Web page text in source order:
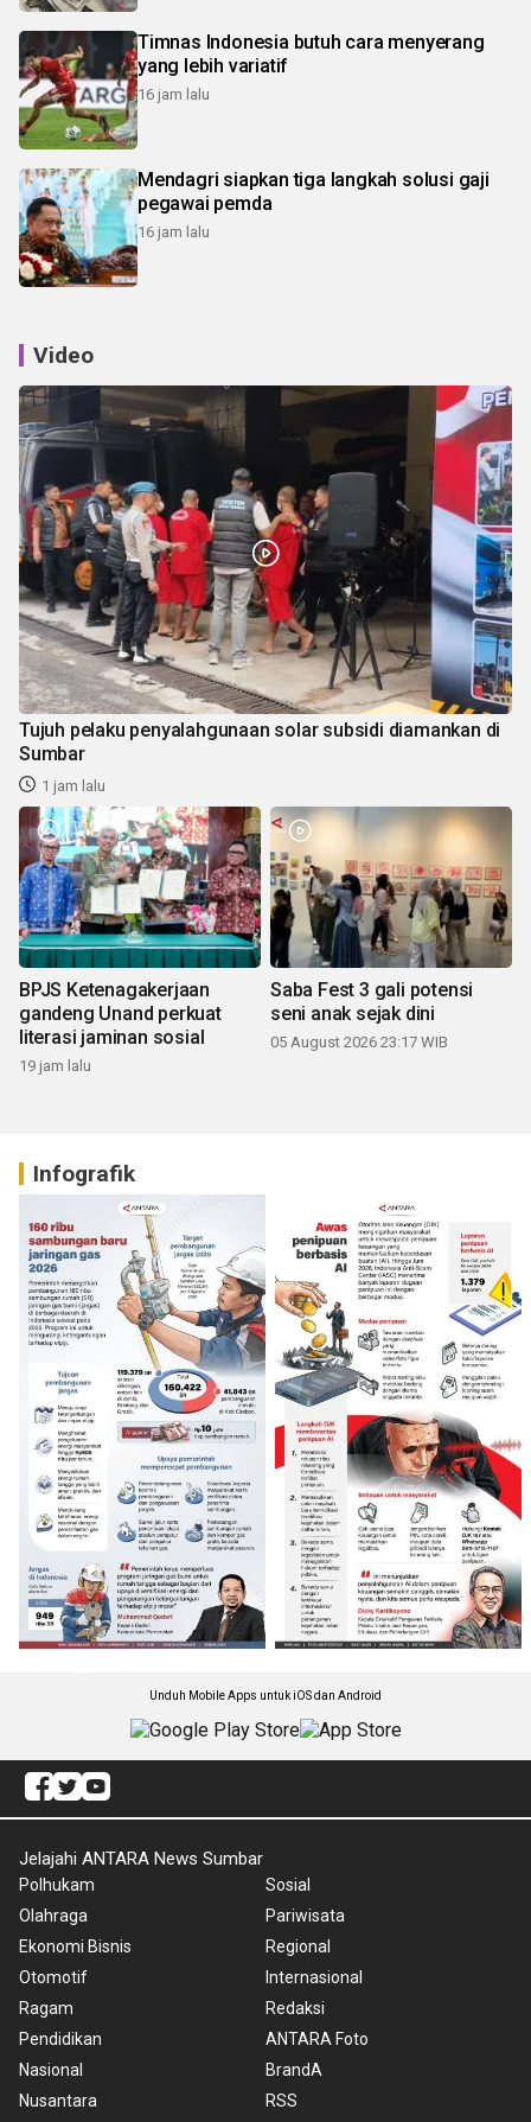
Timnas Indonesia butuh cara menyerang
yang lebih variatif
16 jam lalu
Mendagri siapkan tiga langkah solusi gaji
pegawai pemda
16 jam lalu
Video
Tujuh pelaku penyalahgunaan solar subsidi diamankan di
Sumbar
1 jam lalu
BPJS Ketenagakerjaan
gandeng Unand perkuat
literasi jaminan sosial
19 jam lalu
Saba Fest 3 gali potensi
seni anak sejak dini
05 August 2026 23:17 WIB
Infografik
Unduh Mobile Apps untuk iOS dan Android
Jelajahi ANTARA News Sumbar
Polhukam
Olahraga
Ekonomi Bisnis
Otomotif
Ragam
Pendidikan
Nasional
Nusantara
Sosial
Pariwisata
Regional
Internasional
Redaksi
ANTARA Foto
BrandA
RSS